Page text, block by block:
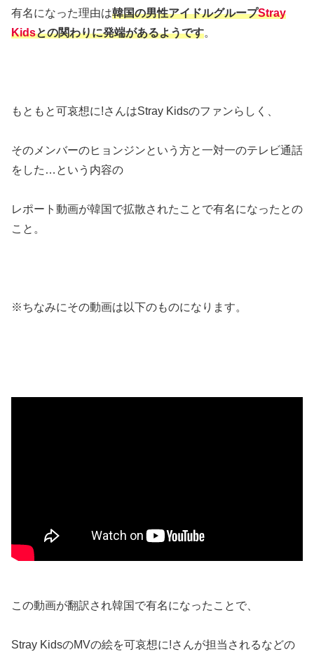
有名になった理由は韓国の男性アイドルグループStray
Kidsとの関わりに発端があるようです。
もともと可哀想に!さんはStray Kidsのファンらしく、
そのメンバーのヒョンジンという方と一対一のテレビ通話
をした…という内容の
レポート動画が韓国で拡散されたことで有名になったとの
こと。
※ちなみにその動画は以下のものになります。
この動画が翻訳され韓国で有名になったことで、
Stray KidsのMVの絵を可哀想に!さんが担当されるなどの